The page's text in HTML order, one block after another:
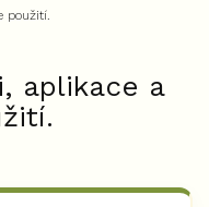
použití.
aplikace a